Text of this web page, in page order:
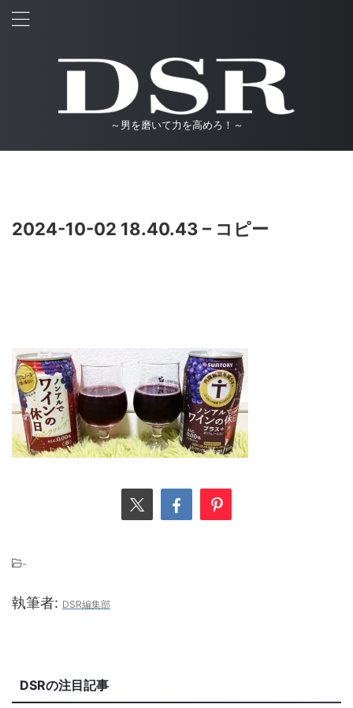
～男を磨いて力を高めろ！～
2024-10-02 18.40.43 – コピー
-
執筆者: DSR編集部
DSRの注目記事